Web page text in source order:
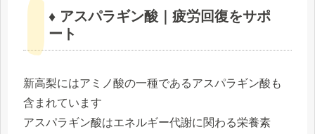
♦ アスパラギン酸｜疲労回復をサポ
ート
新高梨にはアミノ酸の一種であるアスパラギン酸も
含まれています
アスパラギン酸はエネルギー代謝に関わる栄養素